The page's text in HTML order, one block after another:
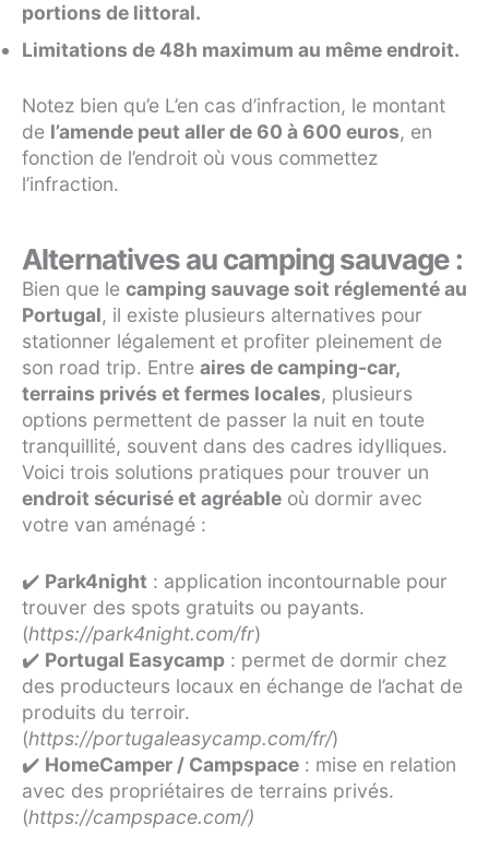
portions de littoral.
Limitations de 48h maximum au même endroit.
Notez bien qu’e L’en cas d’infraction, le montant
de l’amende peut aller de 60 à 600 euros, en
fonction de l’endroit où vous commettez
l’infraction.
Alternatives au camping sauvage :
Bien que le camping sauvage soit réglementé au
Portugal, il existe plusieurs alternatives pour
stationner légalement et profiter pleinement de
son road trip. Entre aires de camping-car,
terrains privés et fermes locales, plusieurs
options permettent de passer la nuit en toute
tranquillité, souvent dans des cadres idylliques.
Voici trois solutions pratiques pour trouver un
endroit sécurisé et agréable où dormir avec
votre van aménagé :
✔️ Park4night : application incontournable pour
trouver des spots gratuits ou payants.
(https://park4night.com/fr)
✔️ Portugal Easycamp : permet de dormir chez
des producteurs locaux en échange de l’achat de
produits du terroir.
(https://portugaleasycamp.com/fr/)
✔️ HomeCamper / Campspace : mise en relation
avec des propriétaires de terrains privés.
(https://campspace.com/)